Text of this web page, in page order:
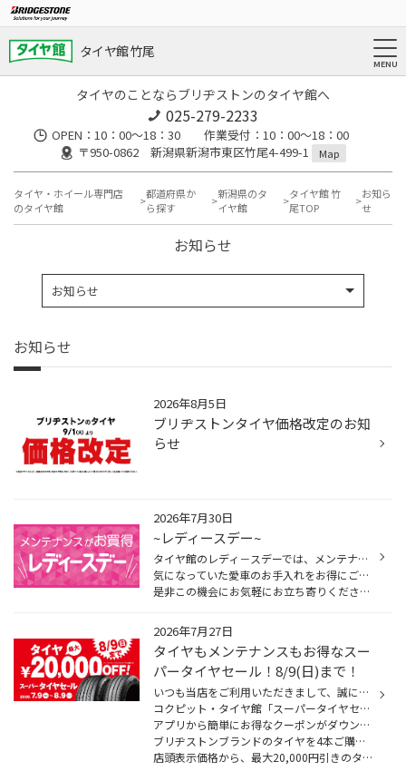
タイヤ館 竹尾
タイヤのことならブリヂストンのタイヤ館へ
025-279-2233
OPEN：10：00～18：30 作業受付：10：00～18：00
〒950-0862 新潟県新潟市東区竹尾4-499-1
Map
タイヤ・ホイール専門店
のタイヤ館
都道府県か
ら探す
新潟県のタ
イヤ館
タイヤ館 竹
尾TOP
お知ら
せ
お知らせ
お知らせ
お知らせ
2026年8月5日
ブリヂストンタイヤ価格改定のお知
らせ
2026年7月30日
~レディースデー~
タイヤ館のレディ－スデーでは、メンテナンス品をお求めやすい価格で提供いたしております。
気になっていた愛車のお手入れをお得にご利用いただけるチャンスです！
是非この機会にお気軽にお立ち寄りください。
2026年7月27日
タイヤもメンテナンスもお得なスー
パータイヤセール！8/9(日)まで！
いつも当店をご利用いただきまして、誠にありがとうございます
コクピット・タイヤ館「スーパータイヤセール」は8/9(日)までです！
アプリから簡単にお得なクーポンがダウンロードできます！
ブリヂストンブランドのタイヤを4本ご購入時、
店頭表示価格から、最大20,000円引きのタイヤクーポンだけ...